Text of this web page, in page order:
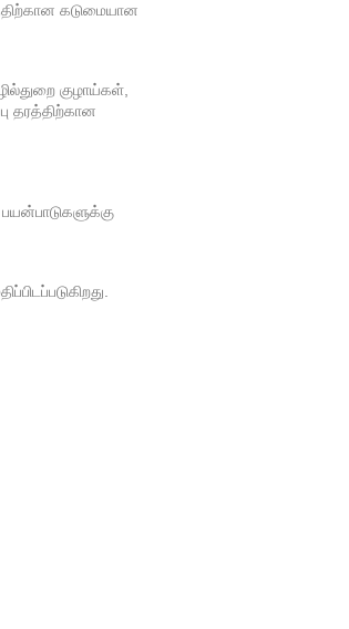
கடுமையான
குழாய்கள்,
தரத்திற்கான